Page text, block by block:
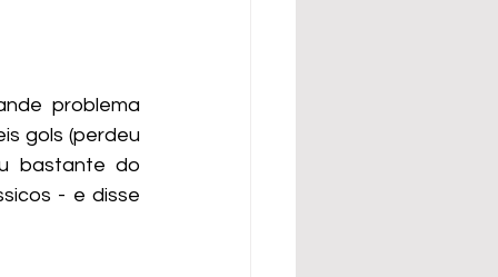
problema
gols (perdeu
bastante do
- e disse